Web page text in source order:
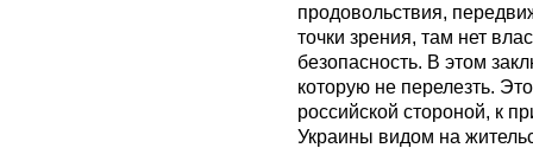
продовольствия,
точки зрения, там нет
безопасность. В этом
которую не перелезть.
российской стороной, к
Украины видом на